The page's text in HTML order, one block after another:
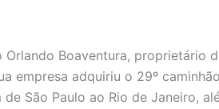
Boaventura,
empresa adquiriu o 29º
São Paulo ao Rio de Janeiro,